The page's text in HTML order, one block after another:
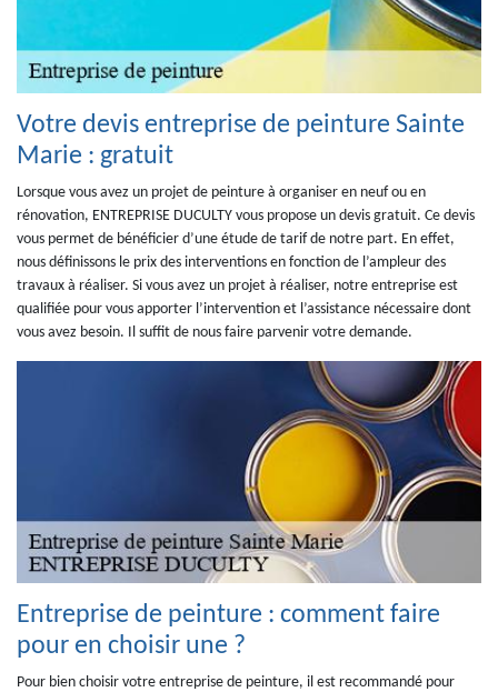
Votre devis entreprise de peinture Sainte
Marie : gratuit
Lorsque vous avez un projet de peinture à organiser en neuf ou en
rénovation, ENTREPRISE DUCULTY vous propose un devis gratuit. Ce devis
vous permet de bénéficier d’une étude de tarif de notre part. En effet,
nous définissons le prix des interventions en fonction de l’ampleur des
travaux à réaliser. Si vous avez un projet à réaliser, notre entreprise est
qualifiée pour vous apporter l’intervention et l’assistance nécessaire dont
vous avez besoin. Il suffit de nous faire parvenir votre demande.
Entreprise de peinture : comment faire
pour en choisir une ?
Pour bien choisir votre entreprise de peinture, il est recommandé pour